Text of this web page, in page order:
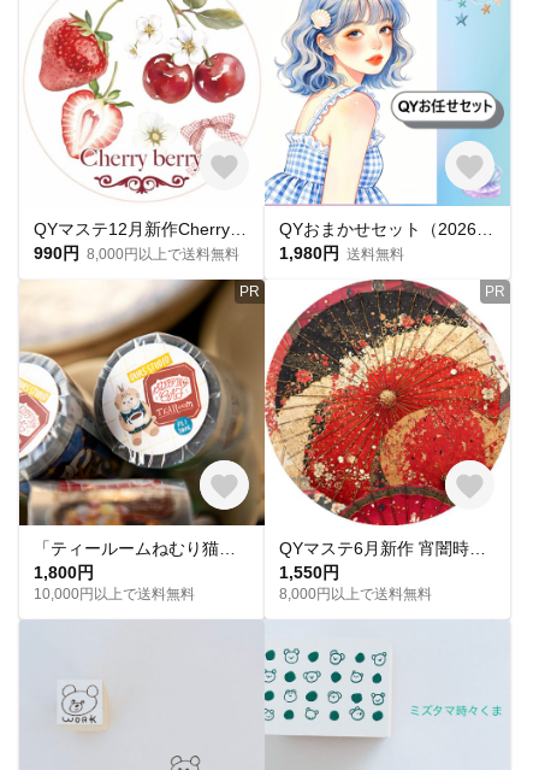
990円 8,000円以上で送料無料
1,980円 送料無料
PR
1,800円
10,000円以上で送料無料
PR
1,550円
8,000円以上で送料無料